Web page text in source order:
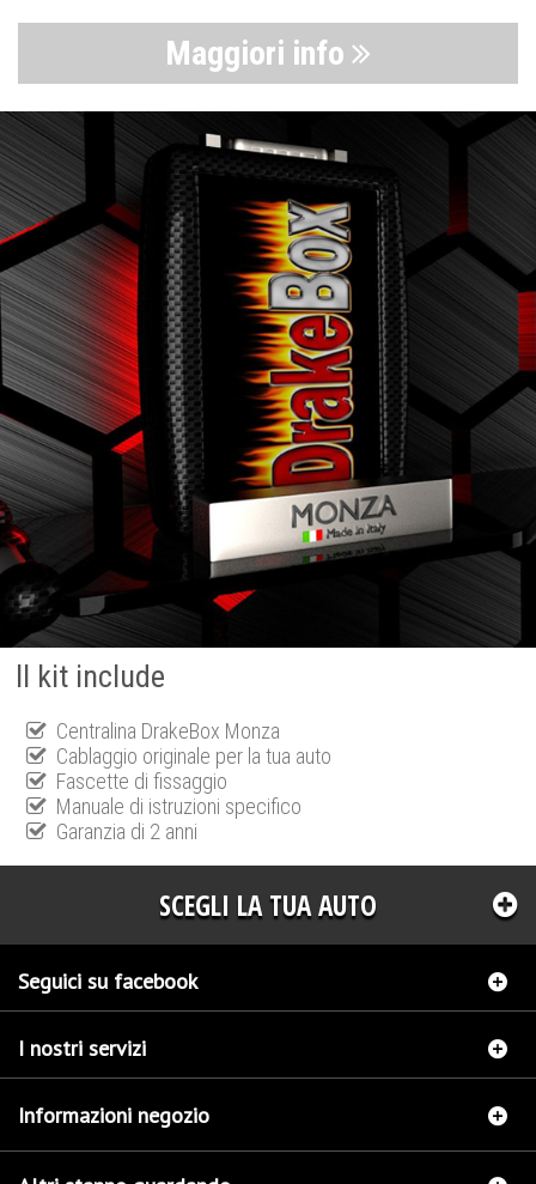
Maggiori info
Il kit include
Centralina DrakeBox Monza
Cablaggio originale per la tua auto
Fascette di fissaggio
Manuale di istruzioni specifico
Garanzia di 2 anni
SCEGLI LA TUA AUTO
Seguici su facebook
I nostri servizi
Informazioni negozio